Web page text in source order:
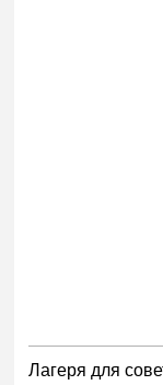
Лагеря для